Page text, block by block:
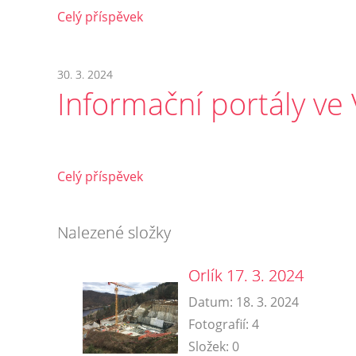
Celý příspěvek
30. 3. 2024
Informační portály ve
Celý příspěvek
Nalezené složky
Orlík 17. 3. 2024
Datum: 18. 3. 2024
Fotografií: 4
Složek: 0